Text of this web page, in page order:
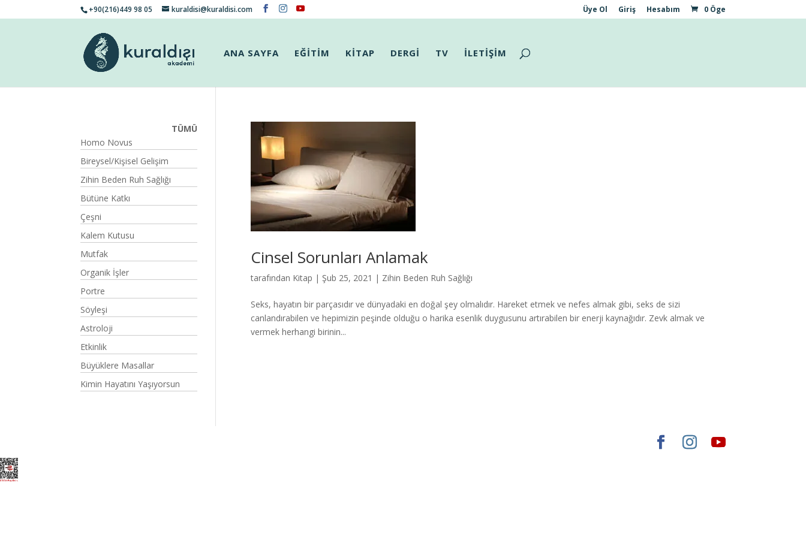
+90(216)449 98 05 kuraldisi@kuraldisi.com Üye Ol Giriş Hesabım 0 Öge
ANA SAYFA EĞİTİM KİTAP DERGİ TV İLETİŞİM
Cinsel Sorunları Anlamak
tarafından Kitap | Şub 25, 2021 | Zihin Beden Ruh Sağlığı
Seks, hayatın bir parçasıdır ve dünyadaki en doğal şey olmalıdır. Hareket etmek ve nefes almak gibi, seks de sizi
canlandırabilen ve hepimizin peşinde olduğu o harika esenlik duygusunu artırabilen bir enerji kaynağıdır. Zevk almak ve
vermek herhangi birinin...
TÜMÜ
Homo Novus
Bireysel/Kişisel Gelişim
Zihin Beden Ruh Sağlığı
Bütüne Katkı
Çeşni
Kalem Kutusu
Mutfak
Organik İşler
Portre
Söyleşi
Astroloji
Etkinlik
Büyüklere Masallar
Kimin Hayatını Yaşıyorsun